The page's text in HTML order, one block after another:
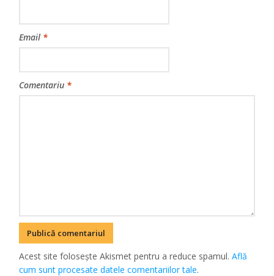
Email *
Comentariu *
Acest site folosește Akismet pentru a reduce spamul.Află
cum sunt procesate datele comentariilor tale.